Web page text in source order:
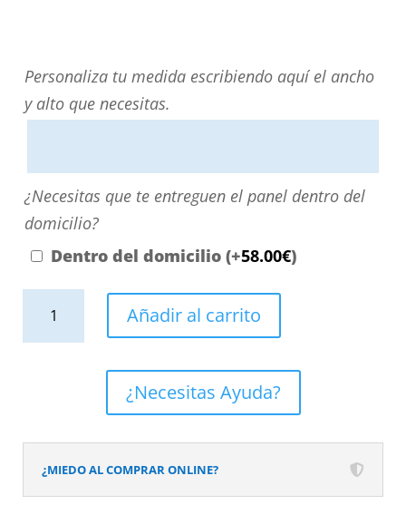
Personaliza
tu
aquí
el
y
alto
que
necesitas.
Personaliza tu medida escribiendo aquí el ancho
y alto que necesitas.
¿Necesitas
que
te
domicilio?
¿Necesitas que te entreguen el panel dentro del
domicilio?
Dentro del domicilio (+58.00€)
de
baño
MSCOMPACT
Añadir al carrito
¿Necesitas Ayuda?
¿MIEDO AL COMPRAR ONLINE?